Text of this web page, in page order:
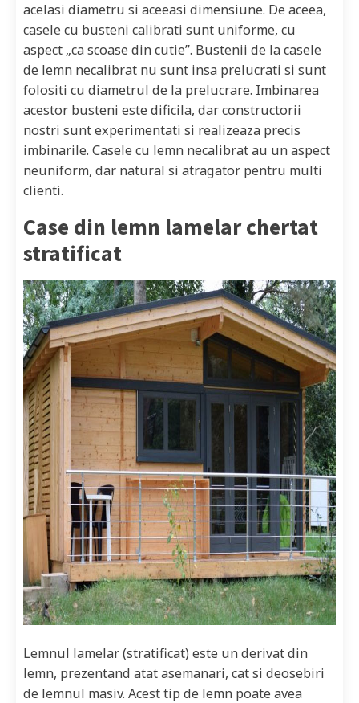
acelasi diametru si aceeasi dimensiune. De aceea,
casele cu busteni calibrati sunt uniforme, cu
aspect „ca scoase din cutie”. Bustenii de la casele
de lemn necalibrat nu sunt insa prelucrati si sunt
folositi cu diametrul de la prelucrare. Imbinarea
acestor busteni este dificila, dar constructorii
nostri sunt experimentati si realizeaza precis
imbinarile. Casele cu lemn necalibrat au un aspect
neuniform, dar natural si atragator pentru multi
clienti.
Case din lemn lamelar chertat
stratificat
Lemnul lamelar (stratificat) este un derivat din
lemn, prezentand atat asemanari, cat si deosebiri
de lemnul masiv. Acest tip de lemn poate avea